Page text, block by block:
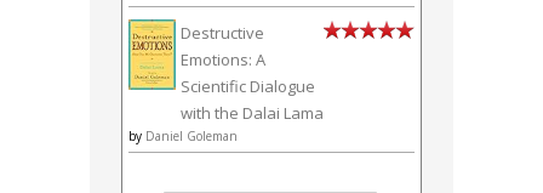
Destructive
Emotions: A
Scientific Dialogue
with the Dalai Lama
by Daniel Goleman